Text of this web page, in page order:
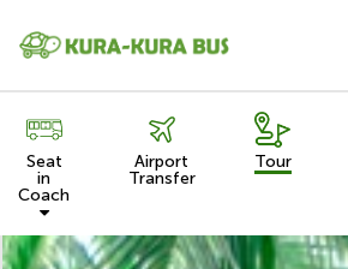
Seat
in
Coach
Airport
Transfer
Tour